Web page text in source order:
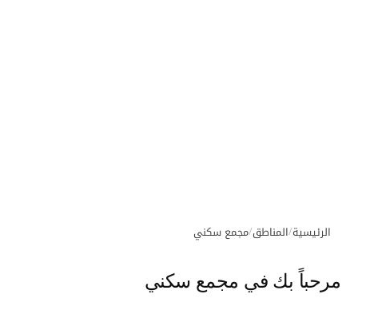
الرئيسية/المناطق/مجمع سكني
مرحباً بك في مجمع سكني